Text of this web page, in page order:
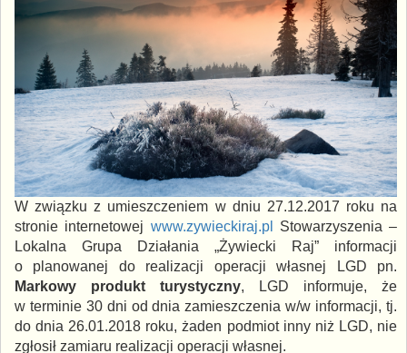
W związku z umieszczeniem w dniu 27.12.2017 roku na
stronie internetowej www.zywieckiraj.pl
Stowarzyszenia –
Lokalna Grupa Działania „Żywiecki Raj” informacji
o planowanej do realizacji operacji własnej LGD pn.
Markowy produkt turystyczny, LGD informuje, że
w terminie 30 dni od dnia zamieszczenia w/w informacji, tj.
do dnia 26.01.2018 roku, żaden podmiot inny niż LGD, nie
zgłosił zamiaru realizacji operacji własnej.